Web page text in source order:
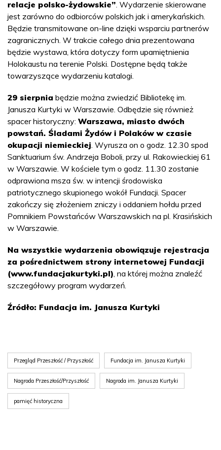
relacje polsko-żydowskie”. Wydarzenie skierowane
jest zarówno do odbiorców polskich jak i amerykańskich.
Będzie transmitowane on-line dzięki wsparciu partnerów
zagranicznych. W trakcie całego dnia prezentowana
będzie wystawa, która dotyczy form upamiętnienia
Holokaustu na terenie Polski. Dostępne będą także
towarzyszące wydarzeniu katalogi.
29 sierpnia będzie można zwiedzić Bibliotekę im.
Janusza Kurtyki w Warszawie. Odbędzie się również
spacer historyczny: Warszawa, miasto dwóch
powstań. Śladami Żydów i Polaków w czasie
okupacji niemieckiej. Wyrusza on o godz. 12.30 spod
Sanktuarium św. Andrzeja Boboli, przy ul. Rakowieckiej 61
w Warszawie. W kościele tym o godz. 11.30 zostanie
odprawiona msza św. w intencji środowiska
patriotycznego skupionego wokół Fundacji. Spacer
zakończy się złożeniem zniczy i oddaniem hołdu przed
Pomnikiem Powstańców Warszawskich na pl. Krasińskich
w Warszawie.
Na wszystkie wydarzenia obowiązuje rejestracja
za pośrednictwem strony internetowej Fundacji
(www.fundacjakurtyki.pl), na której można znaleźć
szczegółowy program wydarzeń.
Źródło: Fundacja im. Janusza Kurtyki
Przegląd Przeszłość / Przyszłość Fundacja im. Janusza Kurtyki
Nagroda Przeszłość/Przyszłość Nagroda im. Janusza Kurtyki
pamięć historyczna